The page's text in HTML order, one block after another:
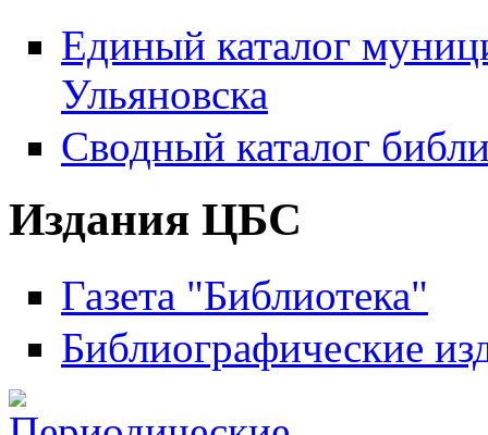
Единый каталог
Ульяновска
Сводный каталог
Издания ЦБС
Газета "Библиотека"
Библиографические